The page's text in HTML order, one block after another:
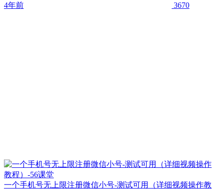
4年前 3670
一个手机号无上限注册微信小号-测试可用（详细视频操作教